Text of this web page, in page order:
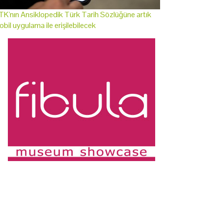
Ansiklopedik Türk Tarih Sözlüğüne artık
uygulama ile erişilebilecek